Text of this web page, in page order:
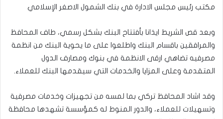
مكتب رئيس مجلس الادارة في بنك الشمول الاصغر الإسلامي
وبعد قص الشريط ايذانا بأفتتاح البنك بشكل رسمي، طاف المحافظ
والمرافقين باقسام البنك واطلعوا على ما يحوية البنك من انظمة
مصرفيه تضاهي ارقى الانظمة في بنوك ومصارف الدول
المتقدمة وعلى المزايا والخدمات التي سيقدمها البنك للعملاء.
وقد اشاد المحافظ تركي بما لمسه من تجهيزات وخدمات مصرفية
وتسهيلات للعملاء، والدور المنوط له كمؤسسة تشهدها محافظة